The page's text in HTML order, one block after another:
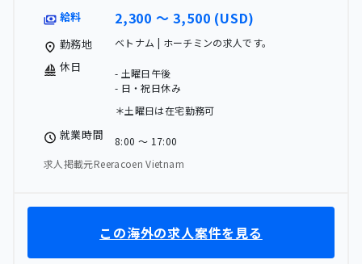
給料 2,300 〜 3,500 (USD)
勤務地 ベトナム | ホーチミンの求人です。
休日
- 土曜日午後
- 日・祝日休み
＊土曜日は在宅勤務可
就業時間
8:00 〜 17:00
求人掲載元Reeracoen Vietnam
この海外の求人案件を見る